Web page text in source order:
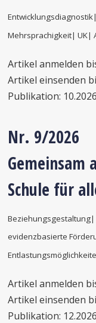
Mehrsprachigkeit| UK|
Artikel anmelden
Artikel einsenden
Publikation: 10.2026
Nr. 9/2026
Gemeinsam
Schule für
evidenzbasierte
Artikel anmelden
Artikel einsenden
Publikation: 12.2026